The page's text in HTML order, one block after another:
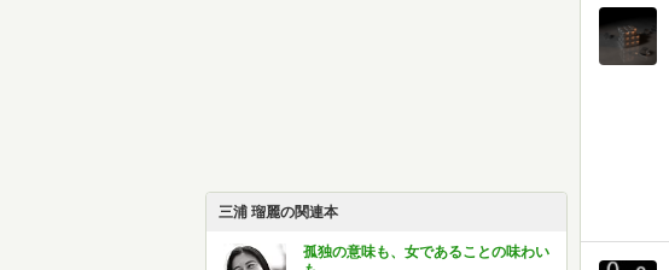
三浦 瑠麗の関連本
孤独の意味も、女であることの味わい